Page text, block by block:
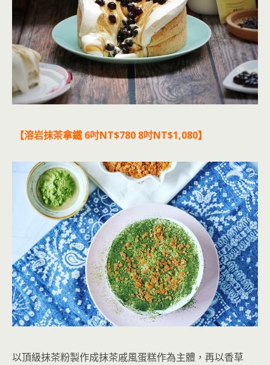
【溶岩抹茶拿鐵 6吋NT$780 8吋NT$1,080】
以頂級抹茶粉製作成抹茶戚風蛋糕作為主體，再以香草